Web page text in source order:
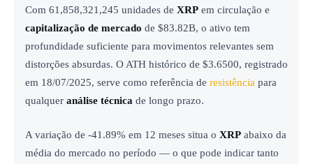
Com 61,858,321,245 unidades de XRP em circulação e
capitalização de mercado de $83.82B, o ativo tem
profundidade suficiente para movimentos relevantes sem
distorções absurdas. O ATH histórico de $3.6500, registrado
em 18/07/2025, serve como referência de resistência para
qualquer análise técnica de longo prazo.
A variação de -41.89% em 12 meses situa o XRP abaixo da
média do mercado no período — o que pode indicar tanto